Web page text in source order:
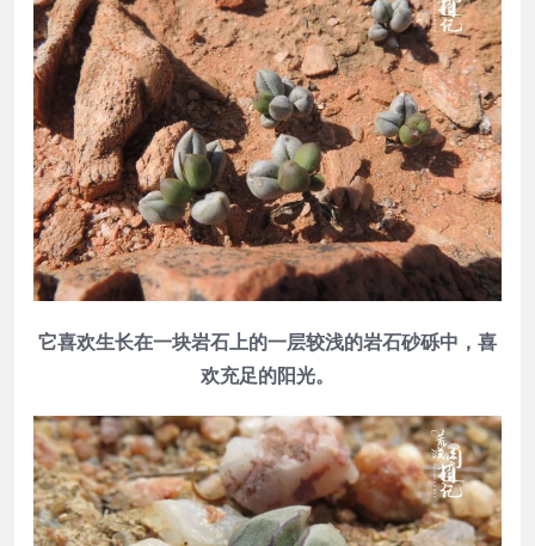
它喜欢生长在一块岩石上的一层较浅的岩石砂砾中，喜
欢充足的阳光。